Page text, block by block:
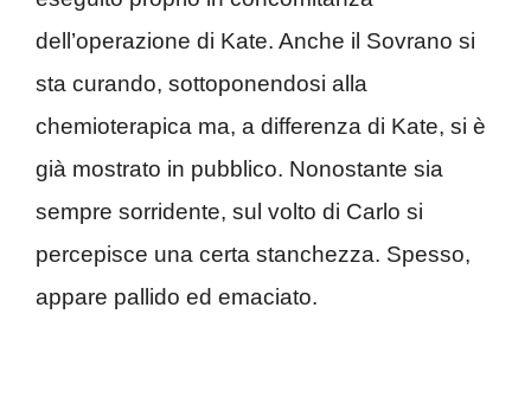
dell’operazione di Kate. Anche il Sovrano si
sta curando, sottoponendosi alla
chemioterapica ma, a differenza di Kate, si è
già mostrato in pubblico. Nonostante sia
sempre sorridente, sul volto di Carlo si
percepisce una certa stanchezza. Spesso,
appare pallido ed emaciato.